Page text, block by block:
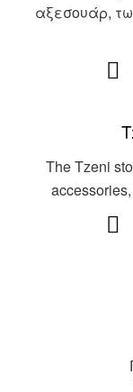
αξεσουάρ,
The Tzeni